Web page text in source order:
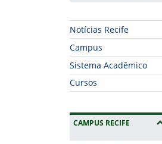
Início da navegação
Notícias Recife
Campus
Sistema Acadêmico
Cursos
CAMPUS RECIFE